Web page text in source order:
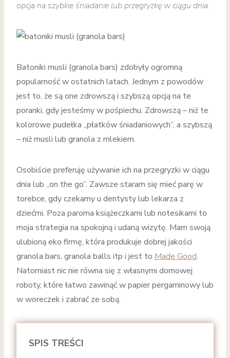
opcja na szybkie śniadanie lub przegryzkę w ciągu dnia.
Batoniki musli (granola bars) zdobyły ogromną
popularność w ostatnich latach. Jednym z powodów
jest to, że są one zdrowszą i szybszą opcją na te
poranki, gdy jesteśmy w pośpiechu. Zdrowszą – niż te
kolorowe pudełka „płatków śniadaniowych”, a szybszą
– niż musli lub granola z mlekiem.
Osobiście preferuję używanie ich na przegryzki w ciągu
dnia lub „on the go”. Zawsze staram się mieć parę w
torebce, gdy czekamy u dentysty lub lekarza z
dziećmi. Poza paroma książeczkami lub notesikami to
moja strategia na spokojną i udaną wizytę. Mam swoją
ulubioną eko firmę, która produkuje dobrej jakości
granola bars, granola balls itp i jest to Made Good.
Natomiast nic nie równa się z własnymi domowej
roboty, które łatwo zawinąć w papier pergaminowy lub
w woreczek i zabrać ze sobą.
SPIS TREŚCI